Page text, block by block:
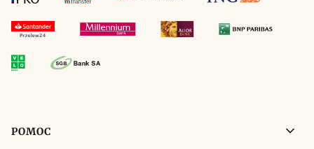
Linki w stopce
POMOC